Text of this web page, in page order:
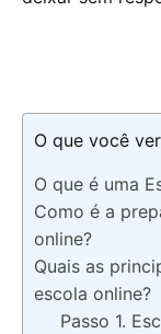
O que você
O que é uma
Como é a
online?
Quais as
escola online?
Passo 1.